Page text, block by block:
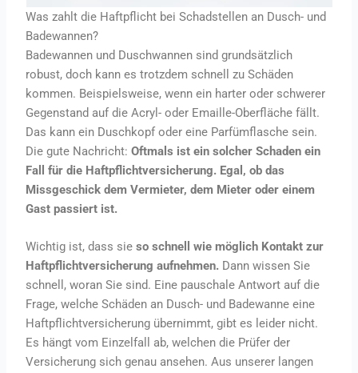
Was zahlt die Haftpflicht bei Schadstellen an Dusch- und
Badewannen?
Badewannen und Duschwannen sind grundsätzlich
robust, doch kann es trotzdem schnell zu Schäden
kommen. Beispielsweise, wenn ein harter oder schwerer
Gegenstand auf die Acryl- oder Emaille-Oberfläche fällt.
Das kann ein Duschkopf oder eine Parfümflasche sein.
Die gute Nachricht:Oftmals ist ein solcher Schaden ein
Fall für die Haftpflichtversicherung. Egal, ob das
Missgeschick dem Vermieter, dem Mieter oder einem
Gast passiert ist.
Wichtig ist, dass sieso schnell wie möglich Kontakt zur
Haftpflichtversicherung aufnehmen. Dann wissen Sie
schnell, woran Sie sind. Eine pauschale Antwort auf die
Frage, welche Schäden an Dusch- und Badewanne eine
Haftpflichtversicherung übernimmt, gibt es leider nicht.
Es hängt vom Einzelfall ab, welchen die Prüfer der
Versicherung sich genau ansehen. Aus unserer langen